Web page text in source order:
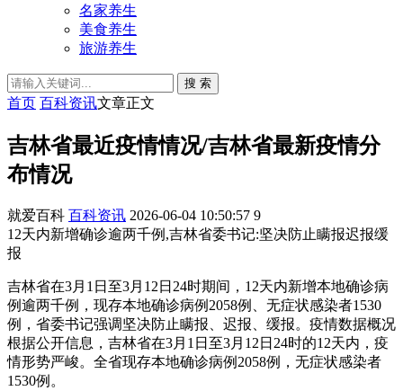
名家养生
美食养生
旅游养生
搜 索
首页 百科资讯文章正文
吉林省最近疫情情况/吉林省最新疫情分
布情况
就爱百科 百科资讯 2026-06-04 10:50:57 9
12天内新增确诊逾两千例,吉林省委书记:坚决防止瞒报迟报缓
报
吉林省在3月1日至3月12日24时期间，12天内新增本地确诊病
例逾两千例，现存本地确诊病例2058例、无症状感染者1530
例，省委书记强调坚决防止瞒报、迟报、缓报。疫情数据概况
根据公开信息，吉林省在3月1日至3月12日24时的12天内，疫
情形势严峻。全省现存本地确诊病例2058例，无症状感染者
1530例。